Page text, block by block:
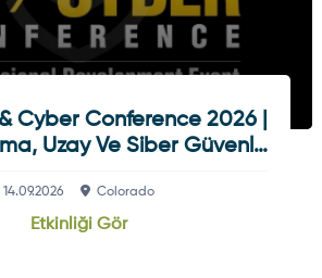
Cyber Conference 2026 |
Uzay Ve Siber Güvenlik
14.09.2026 Colorado
Etkinliği Gör